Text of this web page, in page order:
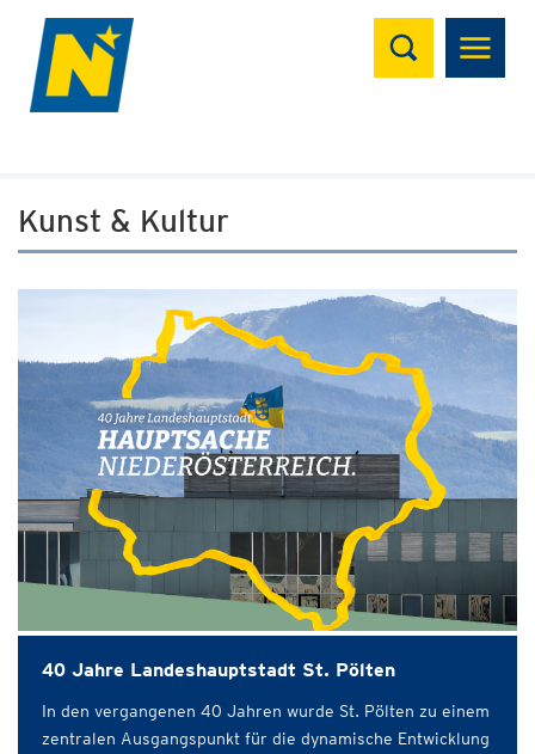
Suchen
Kunst & Kultur
40 Jahre Landeshauptstadt St. Pölten
In den vergangenen 40 Jahren wurde St. Pölten zu einem
zentralen Ausgangspunkt für die dynamische Entwicklung